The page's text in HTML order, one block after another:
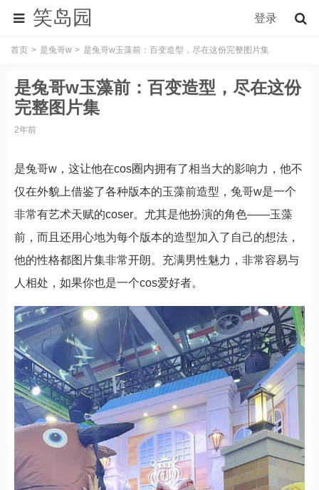
笑岛园 登录
首页 是兔哥w 是兔哥w玉藻前：百变造型，尽在这份完整图片集
是兔哥w玉藻前：百变造型，尽在这份
完整图片集
2年前
是兔哥w，这让他在cos圈内拥有了相当大的影响力，他不
仅在外貌上借鉴了各种版本的玉藻前造型，兔哥w是一个
非常有艺术天赋的coser。尤其是他扮演的角色——玉藻
前，而且还用心地为每个版本的造型加入了自己的想法，
他的性格都图片集非常开朗。充满男性魅力，非常容易与
人相处，如果你也是一个cos爱好者。